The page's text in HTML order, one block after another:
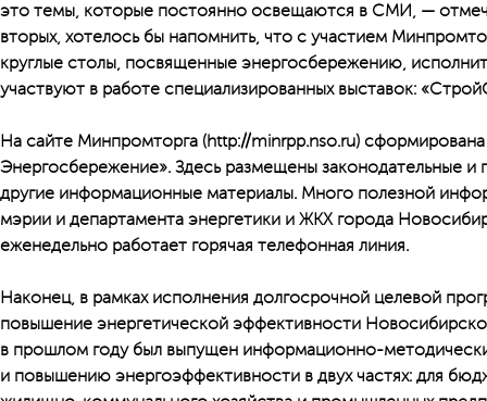
это темы, которые постоянно освещаются в СМИ, —
вторых, хотелось бы напомнить, что с участием
круглые столы, посвященные энергосбережению,
участвуют в работе специализированных выставок:
На сайте Минпромторга (http://minrpp.nso.ru) сформирована
Энергосбережение». Здесь размещены законодательные и
другие информационные материалы. Много полезной
мэрии и департамента энергетики и ЖКХ города
еженедельно работает горячая телефонная линия.
Наконец, в рамках исполнения долгосрочной целевой
повышение энергетической эффективности
в прошлом году был выпущен информационно-
и повышению энергоэффективности в двух частях: для